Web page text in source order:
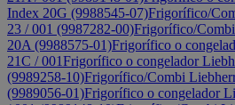
Index 20G (9988545-07)Frigorífico/
23 / 001 (9987282-00)Frigorífico/
20A (9988575-01)Frigorífico o
21C / 001Frigorífico o congelador
(9989258-10)Frigorífico/Combi
(9989056-01)Frigorífico o congelador